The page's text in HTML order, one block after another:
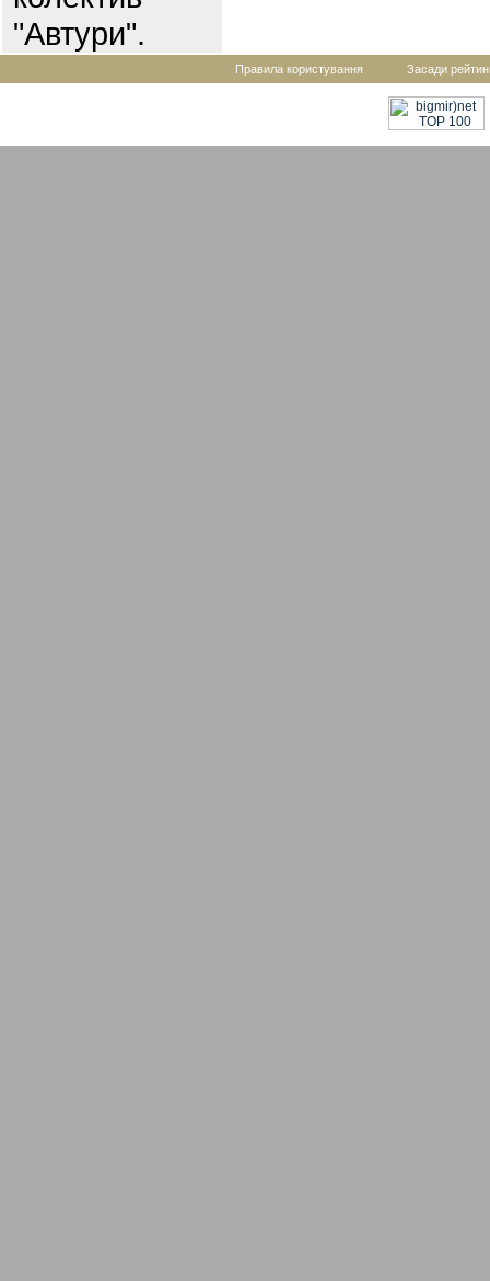
"Автури".
Правила користування Засади